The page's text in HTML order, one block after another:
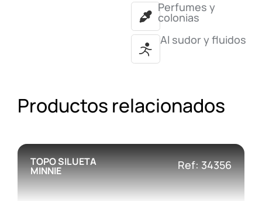
Perfumes y
colonias
Al sudor y fluidos
Productos relacionados
TOPO SILUETA
MINNIE Ref: 34356